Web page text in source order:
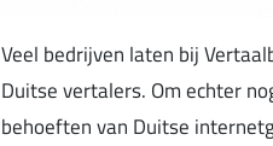
Veel bedrijven laten bij
Duitse vertalers. Om echter
behoeften van Duitse